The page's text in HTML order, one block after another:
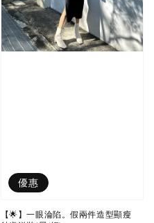
優惠
【🌟】一眼淪陷。假兩件造型顯瘦